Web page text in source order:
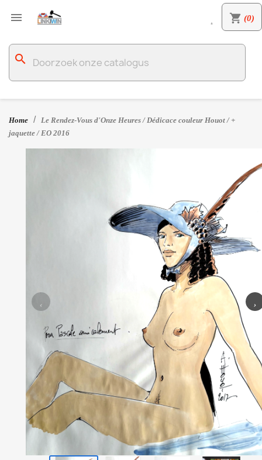
 shopping_cart (0)

search
Home
Le Rendez-Vous d'Onze Heures / Dédicace couleur Houot / +
jaquette / EO 2016
‹ ›